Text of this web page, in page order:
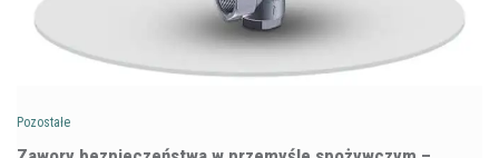
Pozostałe